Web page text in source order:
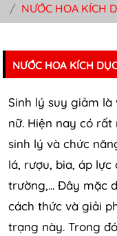
THUỐC KÍCH DỤC NỮ
THUỐC NƯỚC KÍCH
SẢN PHẨM KHÁC
TIN TỨC & BLOG
NƯỚC HOA KÍCH
NƯỚC HOA KÍCH
Sinh lý suy giảm
nữ. Hiện nay có
sinh lý và chức
lá, rượu, bia, áp lực
trường,... Đây mặc
cách thức và giải
trạng này. Trong